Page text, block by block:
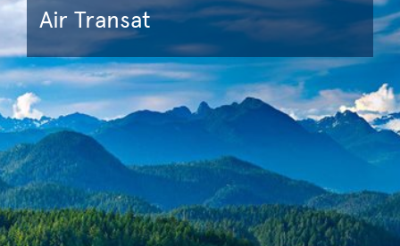
Air Transat